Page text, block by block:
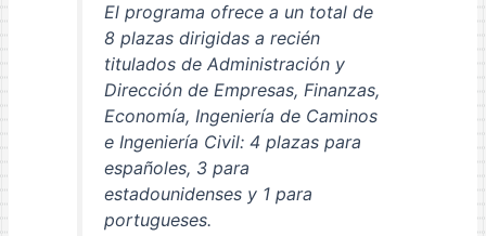
El programa ofrece a un total de
8 plazas dirigidas a recién
titulados de Administración y
Dirección de Empresas, Finanzas,
Economía, Ingeniería de Caminos
e Ingeniería Civil: 4 plazas para
españoles, 3 para
estadounidenses y 1 para
portugueses.